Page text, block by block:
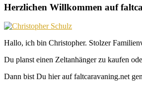
Herzlichen Willkommen auf
Hallo, ich bin Christopher. Stolzer
Du planst einen Zeltanhänger zu kaufen
Dann bist Du hier auf faltcaravaning.net